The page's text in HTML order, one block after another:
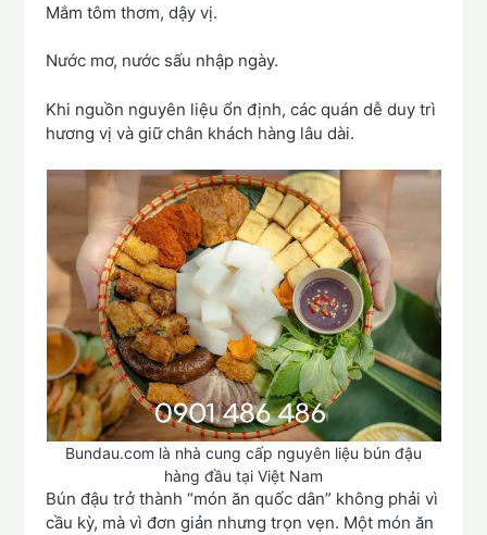
Mắm tôm thơm, dậy vị.
Nước mơ, nước sấu nhập ngày.
Khi nguồn nguyên liệu ổn định, các quán dễ duy trì
hương vị và giữ chân khách hàng lâu dài.
Bundau.com là nhà cung cấp nguyên liệu bún đậu
hàng đầu tại Việt Nam
Bún đậu trở thành “món ăn quốc dân” không phải vì
cầu kỳ, mà vì đơn giản nhưng trọn vẹn. Một món ăn